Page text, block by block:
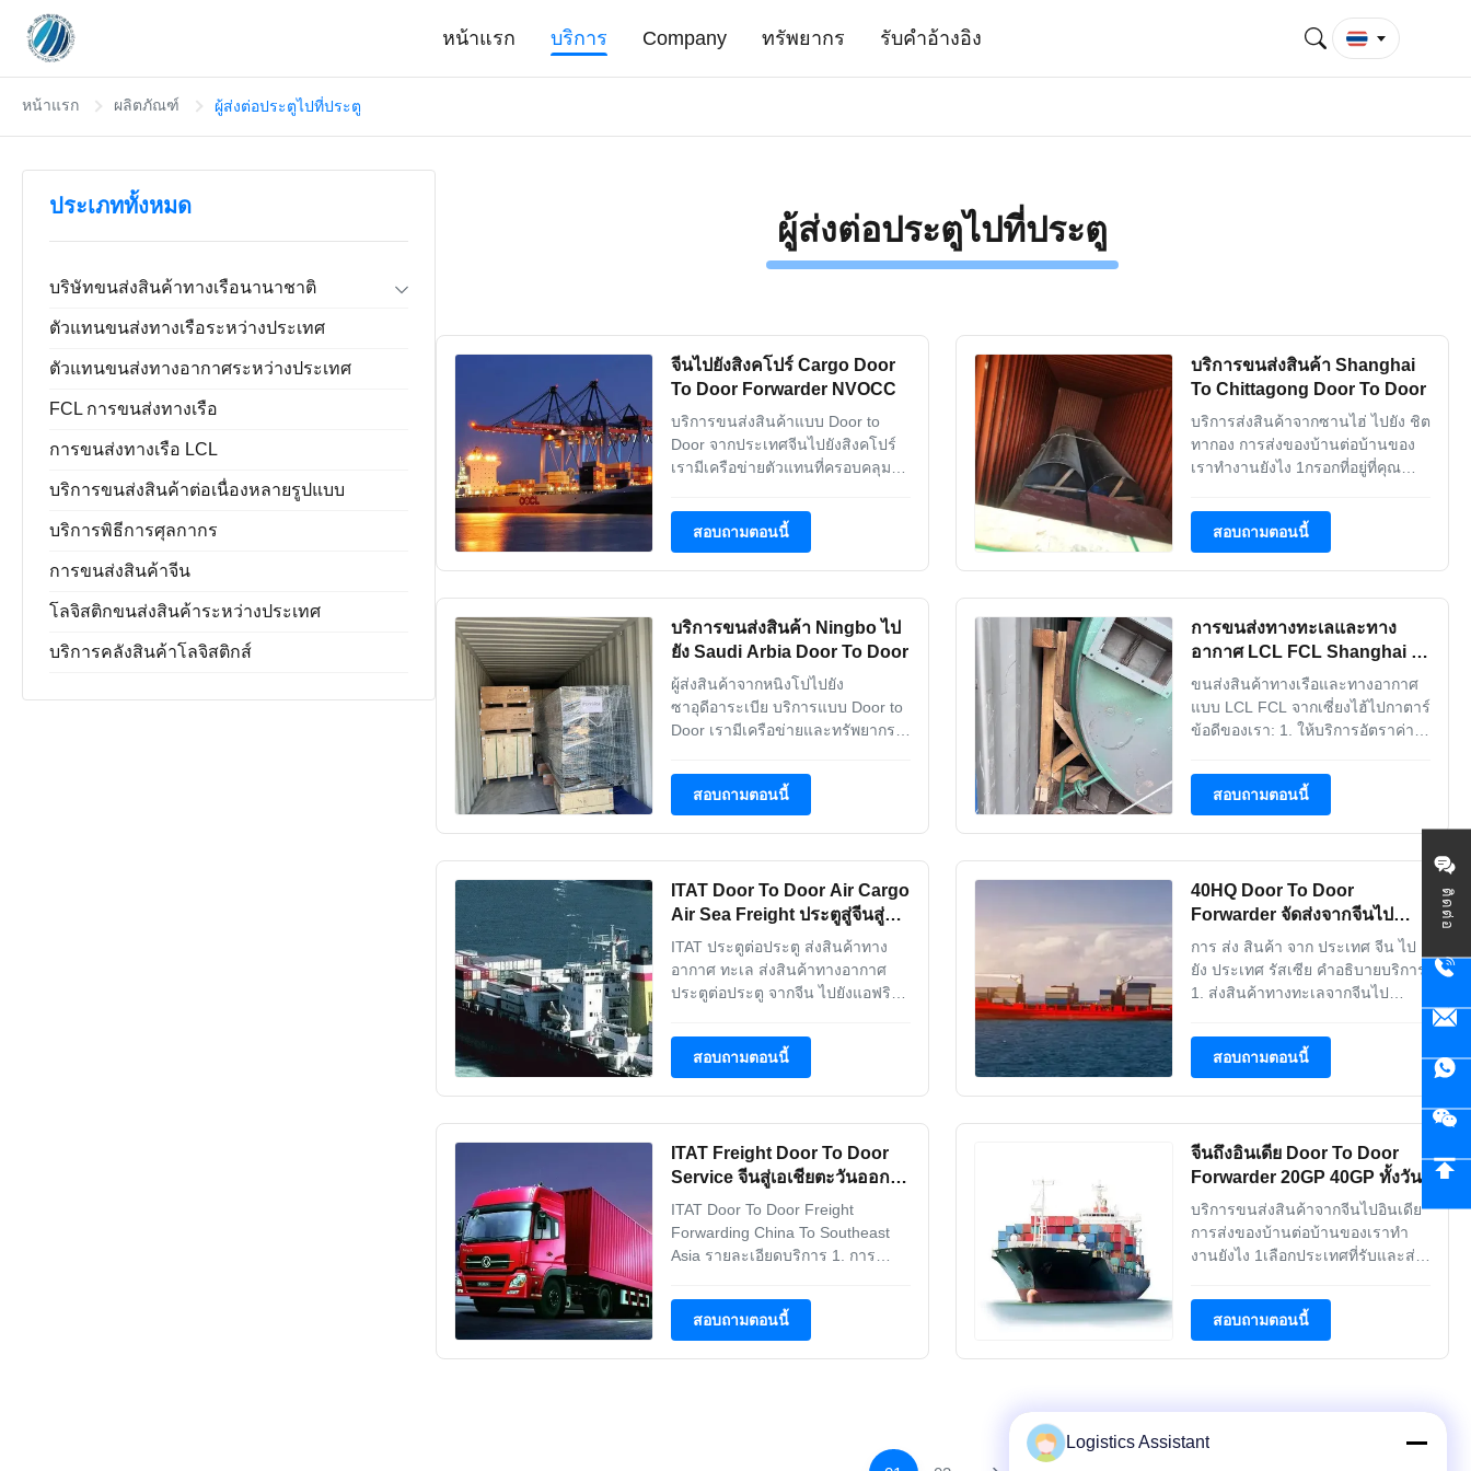
ติดต่อ
หน้าแรก บริการ Company ทรัพยากร รับคําอ้างอิง
หน้าแรก ผลิตภัณฑ์ ผู้ส่งต่อประตูไปที่ประตู
ประเภททั้งหมด
บริษัทขนส่งสินค้าทางเรือนานาชาติ
ส่งต่อ ส่งออก นำเข้า
บริการคลังสินค้าของจีน
ตัวแทนขนส่งทางเรือระหว่างประเทศ
ตัวแทนขนส่งทางอากาศระหว่างประเทศ
FCL การขนส่งทางเรือ
การขนส่งทางเรือ LCL
บริการขนส่งสินค้าต่อเนื่องหลายรูปแบบ
บริการพิธีการศุลกากร
การขนส่งสินค้าจีน
โลจิสติกขนส่งสินค้าระหว่างประเทศ
บริการคลังสินค้าโลจิสติกส์
ผู้ส่งต่อประตูไปที่ประตู
จีนไปยังสิงคโปร์ Cargo Door
To Door Forwarder NVOCC
บริการขนส่งสินค้าแบบ Door to
Door จากประเทศจีนไปยังสิงคโปร์
เรามีเครือข่ายตัวแทนที่ครอบคลุมทั่ว
บริการแบบ Door to Door (ทาง
ทะเล, ทางบก, ทางอากาศ) ที่มีความ
เพียงรายเดียวของคุ...
สอบถามตอนนี้
บริการขนส่งสินค้า Shanghai
To Chittagong Door To Door
บริการส่งสินค้าจากซานไฮ่ ไปยัง ชิต
ทากอง การส่งของบ้านต่อบ้านของ
เราทํางานยังไง 1กรอกที่อยู่ที่คุณ
ของไว้พร้อมในวันที่กําหนด
3พนักงานส่งของจะรับมัน และส่ง
ปริมาณ น้ําหนัก ปริมาณ 2. ...
สอบถามตอนนี้
บริการขนส่งสินค้า Ningbo ไป
ยัง Saudi Arbia Door To Door
ผู้ส่งสินค้าจากหนิงโปไปยัง
ซาอุดีอาระเบีย บริการแบบ Door to
Door เรามีเครือข่ายและทรัพยากร
บริการลูกค้าด้วยบริการขนส่งสินค้า
ระหว่างประเทศที่มีประสิทธิภาพ
บริการลูกค้าด้วยโซลูชันโล...
สอบถามตอนนี้
การขนส่งทางทะเลและทาง
อากาศ LCL FCL Shanghai ไป
ยังกาตาร์
ขนส่งสินค้าทางเรือและทางอากาศ
แบบ LCL FCL จากเซี่ยงไฮ้ไปกาตาร์
ข้อดีของเรา: 1. ให้บริการอัตราค่า
แข่งขันได้จากเซี่ยงไฮ้ไปกาตาร์ 2.
เรียกเก็บค่าธรรมเนียมท้องถิ่นที่
ประสบการณ์มากมายใน...
สอบถามตอนนี้
ITAT Door To Door Air Cargo
Air Sea Freight ประตูสู่จีนสู่
แอฟริกา
ITAT ประตูต่อประตู ส่งสินค้าทาง
อากาศ ทะเล ส่งสินค้าทางอากาศ
ประตูต่อประตู จากจีน ไปยังแอฟริกา
ทั่วโลก ซึ่งทําให้เราสามารถให้
บริการประตูต่อประตู (ทางทะเล ทาง
ไปยังจุดหมาย โดยเป็...
สอบถามตอนนี้
40HQ Door To Door
Forwarder จัดส่งจากจีนไป
รัสเซีย
การ ส่ง สินค้า จาก ประเทศ จีน ไป
ยัง ประเทศ รัสเซีย คําอธิบายบริการ
1. ส่งสินค้าทางทะเลจากจีนไป
ทะเลจากจีนไปรัสเซียโดย
LCL3ความสัมพันธ์ที่แข็งแกร่งกับ
ตอบเร็ว7บริการบ้านต่อบ้าน Sระยะ
การ...
สอบถามตอนนี้
ITAT Freight Door To Door
Service จีนสู่เอเชียตะวันออก
เฉียงใต้
ITAT Door To Door Freight
Forwarding China To Southeast
Asia รายละเอียดบริการ 1. การ
FCL 2. การขนส่งทางเรือจากจีนไป
รัสเซียโดย LCL 3. ความสัมพันธ์ที่ดี
สอบถามตอนนี้
จีนถึงอินเดีย Door To Door
Forwarder 20GP 40GP ทั้งวัน
บริการขนส่งสินค้าจากจีนไปอินเดีย
การส่งของบ้านต่อบ้านของเราทํา
งานยังไง 1เลือกประเทศที่รับและส่ง
ต้องการที่จะรับและส่ง 3เก็บของไว้
พร้อมในวันที่กําหนด 4พนักงานส่ง
และ ส่งสินค้าท...
สอบถามตอนนี้
Logistics Assistant